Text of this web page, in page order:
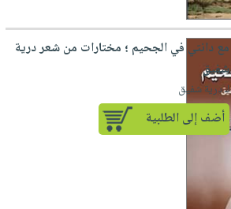
مع دانتي في الجحيم ؛ مختارات من شعر درية
شفيق
لـ درية شفيق
أضف إلى الطلبية